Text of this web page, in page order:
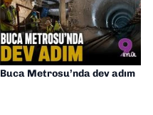
Buca Metrosu’nda dev adım